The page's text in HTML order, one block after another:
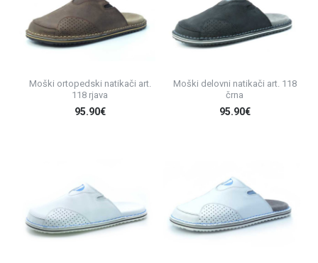
Moški ortopedski natikači art.
118 rjava
95.90€
Moški delovni natikači art. 118
črna
95.90€